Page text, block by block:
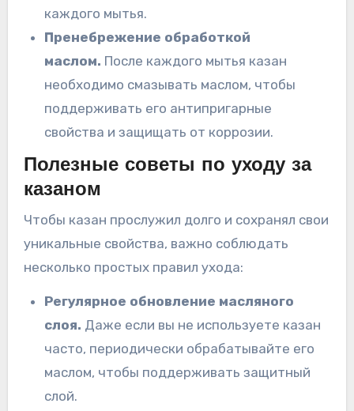
каждого мытья.
Пренебрежение обработкой
маслом. После каждого мытья казан
необходимо смазывать маслом, чтобы
поддерживать его антипригарные
свойства и защищать от коррозии.
Полезные советы по уходу за
казаном
Чтобы казан прослужил долго и сохранял свои
уникальные свойства, важно соблюдать
несколько простых правил ухода:
Регулярное обновление масляного
слоя. Даже если вы не используете казан
часто, периодически обрабатывайте его
маслом, чтобы поддерживать защитный
слой.